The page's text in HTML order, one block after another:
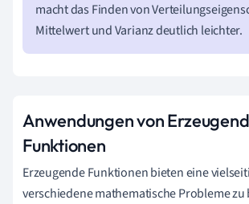
macht das Finden von
Mittelwert und Varianz deutlich leichter.
Anwendungen von
Funktionen
Erzeugende Funktionen bieten eine
verschiedene mathematische Probleme